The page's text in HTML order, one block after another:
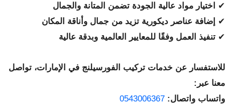
✔
اختيار مواد عالية الجودة تضمن المتانة والجمال
✔ إضافة عناصر ديكورية تزيد من جمال وأناقة المكان
✔ تنفيذ العمل وفقًا للمعايير العالمية وبدقة عالية
للاستفسار عن خدمات تركيب الفورسيلنج في الإمارات، تواصل
معنا عبر:
واتساب واتصال: 0543006367